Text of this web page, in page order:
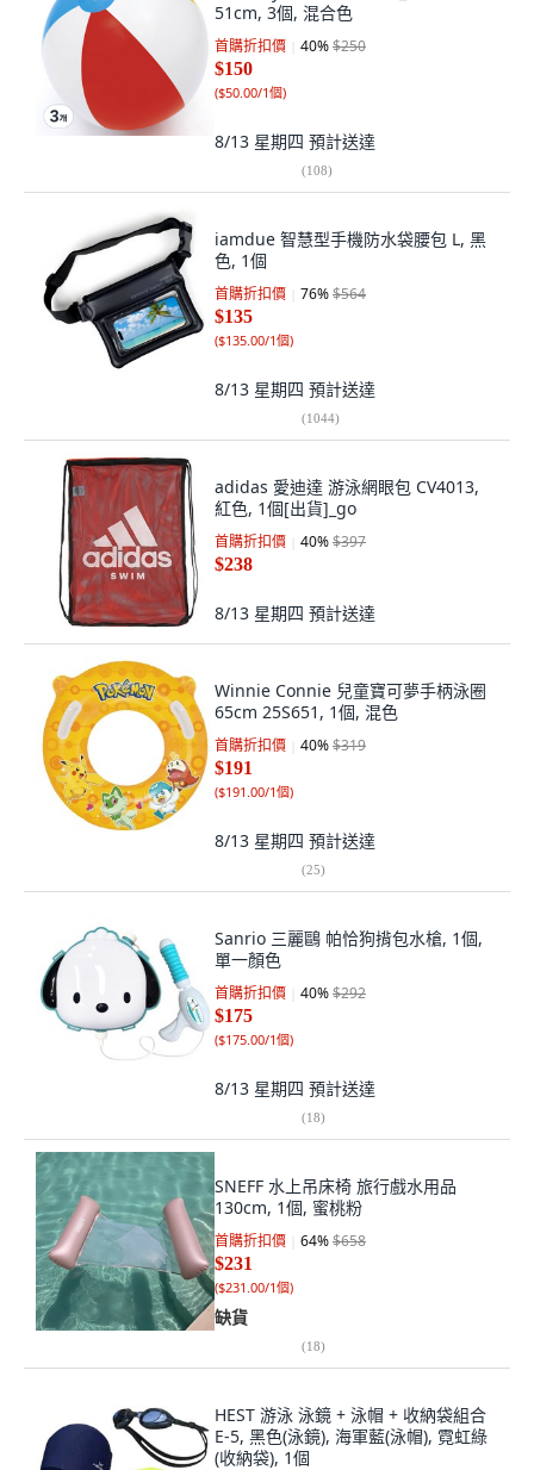
51cm, 3個, 混合色
首購折扣價 40%$250
$150
($50.00/1個)
8/13 星期四 預計送達
(108)
iamdue 智慧型手機防水袋腰包 L, 黑
色, 1個
首購折扣價 76%$564
$135
($135.00/1個)
8/13 星期四 預計送達
(1044)
adidas 愛迪達 游泳網眼包 CV4013,
紅色, 1個[出貨]_go
首購折扣價 40%$397
$238
8/13 星期四 預計送達
Winnie Connie 兒童寶可夢手柄泳圈
65cm 25S651, 1個, 混色
首購折扣價 40%$319
$191
($191.00/1個)
8/13 星期四 預計送達
(25)
Sanrio 三麗鷗 帕恰狗揹包水槍, 1個,
單一顏色
首購折扣價 40%$292
$175
($175.00/1個)
8/13 星期四 預計送達
(18)
SNEFF 水上吊床椅 旅行戲水用品
130cm, 1個, 蜜桃粉
首購折扣價 64%$658
$231
($231.00/1個)
缺貨
(18)
HEST 游泳 泳鏡 + 泳帽 + 收納袋組合
E-5, 黑色(泳鏡), 海軍藍(泳帽), 霓虹綠
(收納袋), 1個